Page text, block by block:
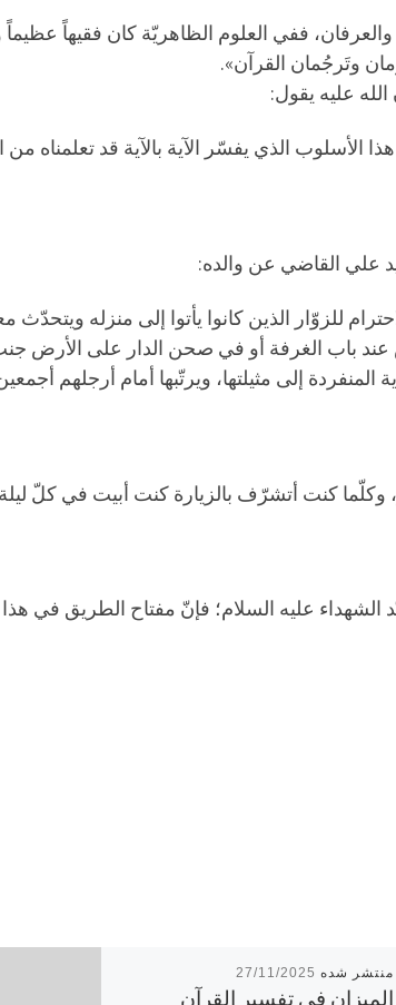
ففي العلوم الظاهريّة كان فقيهاً عظيماً
وتَرجُمان القرآن».
عليه يقول:
الأسلوب الذي يفسّر الآية بالآية قد تعلمناه
علي القاضي عن والده:
للزوّار الذين كانوا يأتوا إلى منزله
باب الغرفة أو في صحن الدار على الأرض
المنفردة إلى مثيلتها، ويرتّبها أمام
كنت أتشرّف بالزيارة كنت أبيت في كلّ
الشهداء عليه السلام؛ فإنّ مفتاح الطريق في
27/11/2025
الميزان في تفسير القرآن